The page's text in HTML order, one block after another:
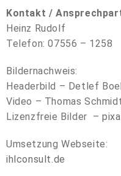
Kontakt /
Heinz Rudolf
Telefon: 07556 – 1258
Bildernachweis:
Headerbild – Detlef
Video – Thomas
Lizenzfreie Bilder –
Umsetzung Webseite:
ihlconsult.de